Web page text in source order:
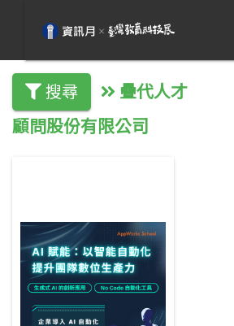
搜尋
疊代人才
顧問股份有限公司